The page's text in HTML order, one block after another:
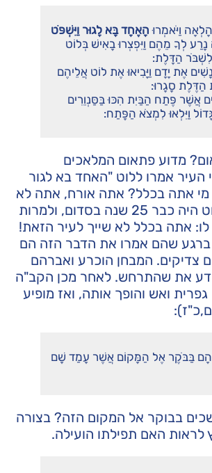
וַיֹּאמְרוּ הָאֶחָד בָּא לָגוּר וַיִּשְׁפֹּט
לְךָ מֵהֶם וַיִּפְצְרוּ בָאִישׁ בְּלוֹט
לִשְׁבֹּר הַדָּלֶת:
אֶת יָדָם וַיָּבִיאוּ אֶת לוֹט אֲלֵיהֶם
הַדֶּלֶת סָגָרוּ:
אֲשֶׁר פֶּתַח הַבַּיִת הִכּוּ בַּסַּנְוֵרִים
וַיִּלְאוּ לִמְצֹא הַפָּתַח:
מדוע פתאום המלאכים
העיר אמרו ללוט "האחד בא לגור
מי אתה בכלל? אתה אורח, אתה לא
תושב המקום. לוט היה כבר 25 שנה בסדום, ולמרות
אתה בכלל לא שייך לעיר הזאת!
שהם אמרו את הדבר הזה הם
צדיקים. המבחן הוכרע ואברהם
יודע את שהתרחש. לאחר מכן הקב"ה
ואש והופך אותה, ואז מופיע
בַּבֹּקֶר אֶל הַמָּקוֹם אֲשֶׁר עָמַד שָׁם
בבוקר אל המקום הזה? בצורה
לראות האם תפילתו הועילה.